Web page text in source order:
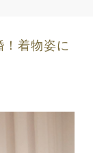
！着物姿に